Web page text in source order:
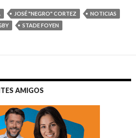
JOSÉ "NEGRO" CORTEZ
NOTICIAS
STADE FOYEN
AMIGOS